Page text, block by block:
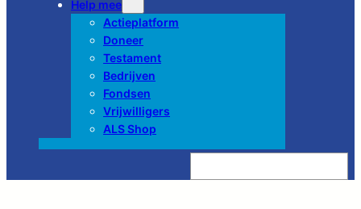
Help mee
Actieplatform
Doneer
Testament
Bedrijven
Fondsen
Vrijwilligers
ALS Shop
Z
e